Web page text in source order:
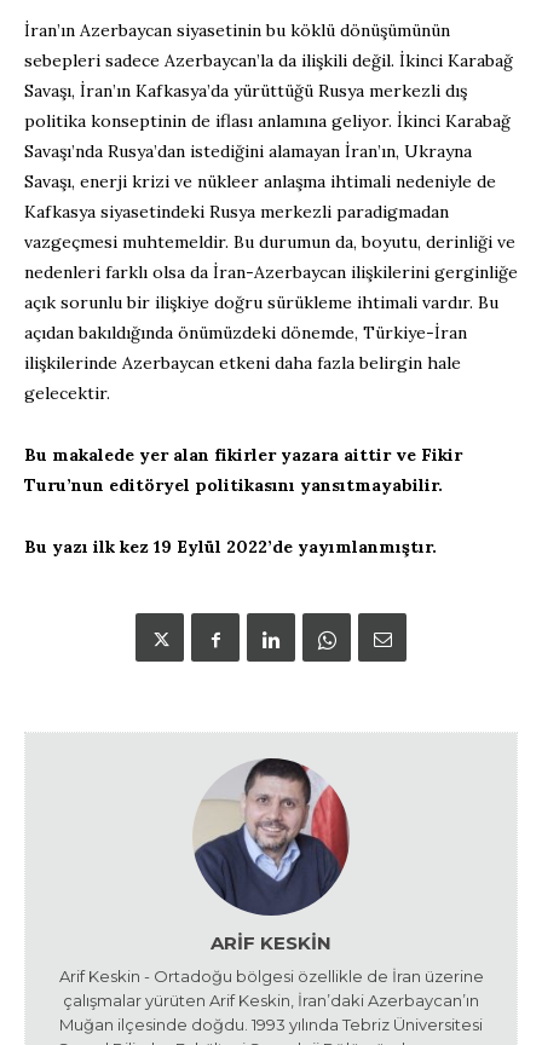
İran’ın Azerbaycan siyasetinin bu köklü dönüşümünün
sebepleri sadece Azerbaycan’la da ilişkili değil. İkinci Karabağ
Savaşı, İran’ın Kafkasya’da yürüttüğü Rusya merkezli dış
politika konseptinin de iflası anlamına geliyor. İkinci Karabağ
Savaşı’nda Rusya’dan istediğini alamayan İran’ın, Ukrayna
Savaşı, enerji krizi ve nükleer anlaşma ihtimali nedeniyle de
Kafkasya siyasetindeki Rusya merkezli paradigmadan
vazgeçmesi muhtemeldir. Bu durumun da, boyutu, derinliği ve
nedenleri farklı olsa da İran-Azerbaycan ilişkilerini gerginliğe
açık sorunlu bir ilişkiye doğru sürükleme ihtimali vardır. Bu
açıdan bakıldığında önümüzdeki dönemde, Türkiye-İran
ilişkilerinde Azerbaycan etkeni daha fazla belirgin hale
gelecektir.
Bu makalede yer alan fikirler yazara aittir ve Fikir
Turu’nun editöryel politikasını yansıtmayabilir.
Bu yazı ilk kez 19 Eylül 2022’de yayımlanmıştır.
ARIF KESKIN
Arif Keskin - Ortadoğu bölgesi özellikle de İran üzerine
çalışmalar yürüten Arif Keskin, İran’daki Azerbaycan’ın
Muğan ilçesinde doğdu. 1993 yılında Tebriz Üniversitesi